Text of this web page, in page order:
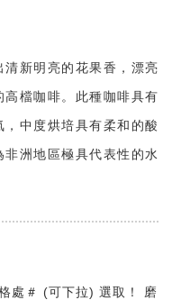
新明亮的花果香，漂亮
檔咖啡。此種咖啡具有
中度烘培具有柔和的酸
洲地區極具代表性的水
處＃ (可下拉) 選取！ 磨